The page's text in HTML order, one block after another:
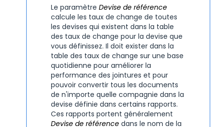
Le paramètre Devise de référence
calcule les taux de change de toutes
les devises qui existent dans la table
des taux de change pour la devise que
vous définissez. Il doit exister dans la
table des taux de change sur une base
quotidienne pour améliorer la
performance des jointures et pour
pouvoir convertir tous les documents
de n'importe quelle compagnie dans la
devise définie dans certains rapports.
Ces rapports portent généralement
Devise de référence dans le nom de la